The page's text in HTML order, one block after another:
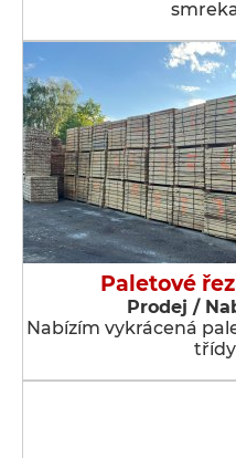
Paletové
Prodej /
Nabízím vykrácená